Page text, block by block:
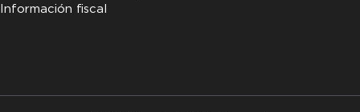
Información fiscal